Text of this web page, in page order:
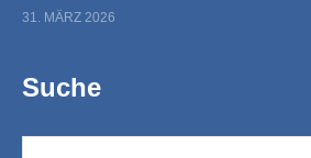
31. MÄRZ 2026
Suche